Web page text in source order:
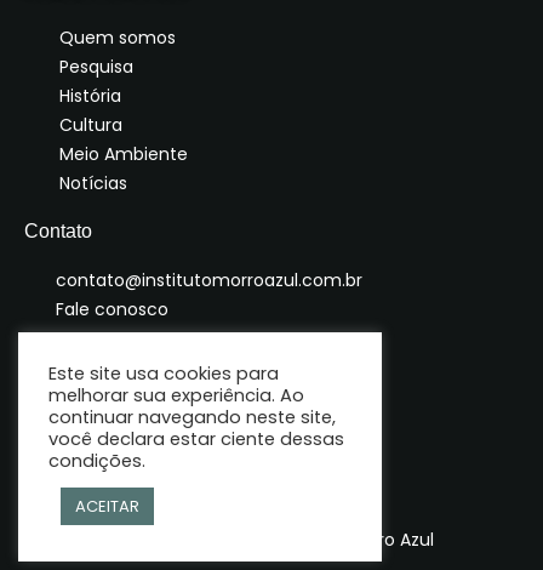
Quem somos
Pesquisa
História
Cultura
Meio Ambiente
Notícias
Contato
contato@institutomorroazul.com.br
Fale conosco
© Copyright 2025 | Instituto Morro Azul
Este site usa cookies para
melhorar sua experiência. Ao
continuar navegando neste site,
você declara estar ciente dessas
condições.
ACEITAR